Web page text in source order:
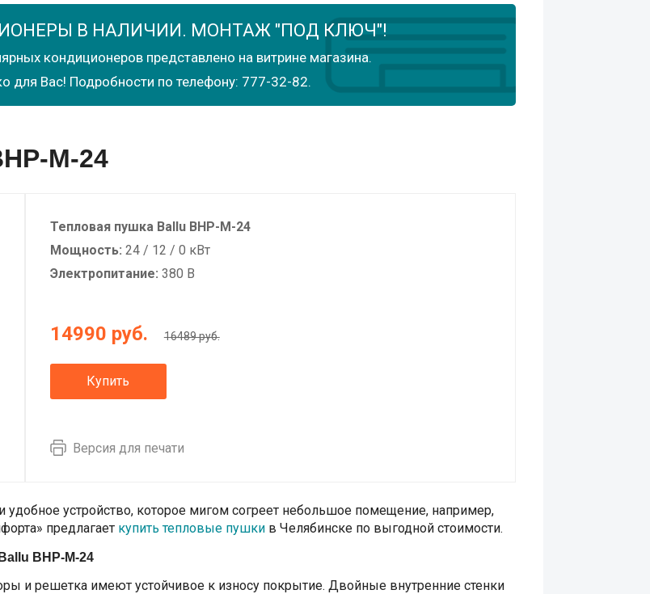
В НАЛИЧИИ. МОНТАЖ "ПОД КЛЮЧ"!
кондиционеров представлено на витрине магазина.
для Вас! Подробности по телефону: 777-32-82.
M-24
Тепловая пушка Ballu BHP-M-24
Мощность: 24 / 12 / 0 кВт
Электропитание: 380 В
14990 руб. 16489 руб.
Купить
Версия для печати
удобное устройство, которое мигом согреет небольшое помещение, например,
предлагает купить тепловые пушки в Челябинске по выгодной стоимости.
BHP-M-24
и решетка имеют устойчивое к износу покрытие. Двойные внутренние стенки